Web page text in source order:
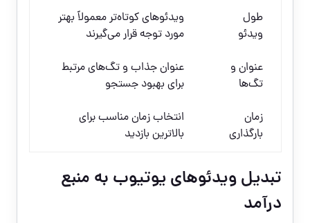
طول
ویدئو
ویدئوهای کوتاه‌تر معمولاً بهتر
مورد توجه قرار می‌گیرند
عنوان و
تگ‌ها
عنوان جذاب و تگ‌های مرتبط
برای بهبود جستجو
زمان
بارگذاری
انتخاب زمان مناسب برای
بالاترین بازدید
تبدیل ویدئوهای یوتیوب به منبع
درآمد